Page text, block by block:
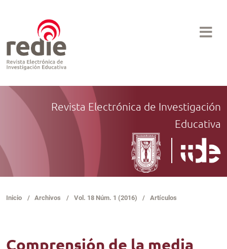
Revista Electrónica de Investigación
Educativa
Inicio / Archivos / Vol. 18 Núm. 1 (2016) / Artículos
Comprensión de la media